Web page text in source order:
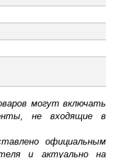
могут включать
не входящие в
официальным
и актуально на